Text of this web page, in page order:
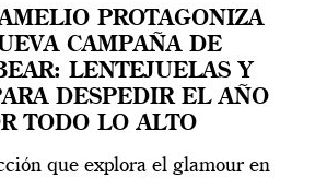
PROTAGONIZA
CAMPAÑA DE
LENTEJUELAS Y
DESPEDIR EL AÑO
TODO LO ALTO
que explora el glamour en